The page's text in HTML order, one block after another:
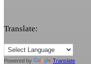
Translate:
Powered by Translate